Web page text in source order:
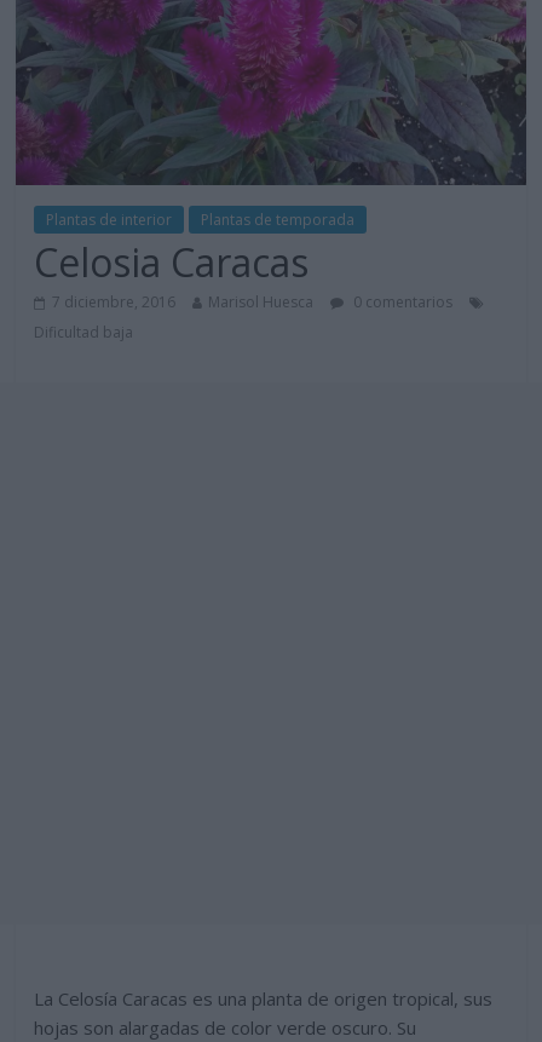
Plantas de interior Plantas de temporada
Celosia Caracas
7 diciembre, 2016 Marisol Huesca
0 comentarios
Dificultad baja
La Celosía Caracas es una planta de origen tropical, sus
hojas son alargadas de color verde oscuro. Su